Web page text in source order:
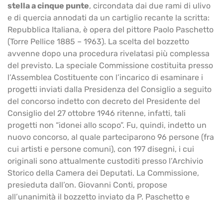
stella a cinque punte, circondata dai due rami di ulivo
e di quercia annodati da un cartiglio recante la scritta:
Repubblica Italiana, è opera del pittore Paolo Paschetto
(Torre Pellice 1885 – 1963). La scelta del bozzetto
avvenne dopo una procedura rivelatasi più complessa
del previsto. La speciale Commissione costituita presso
l’Assemblea Costituente con l’incarico di esaminare i
progetti inviati dalla Presidenza del Consiglio a seguito
del concorso indetto con decreto del Presidente del
Consiglio del 27 ottobre 1946 ritenne, infatti, tali
progetti non “idonei allo scopo”. Fu, quindi, indetto un
nuovo concorso, al quale parteciparono 96 persone (fra
cui artisti e persone comuni), con 197 disegni, i cui
originali sono attualmente custoditi presso l’Archivio
Storico della Camera dei Deputati. La Commissione,
presieduta dall’on. Giovanni Conti, propose
all’unanimità il bozzetto inviato da P. Paschetto e